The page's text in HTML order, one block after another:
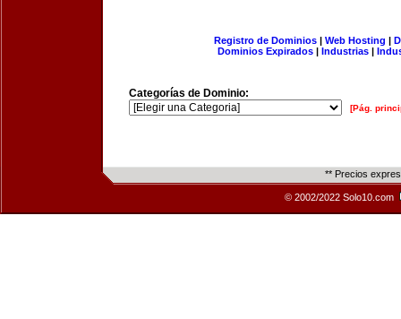
Registro de Dominios| Web Hosting |
Dominios Expirados | Industrias |
Categorías de Dominio:
[Pág.
** Precios
© 2002/2022 Solo10.com